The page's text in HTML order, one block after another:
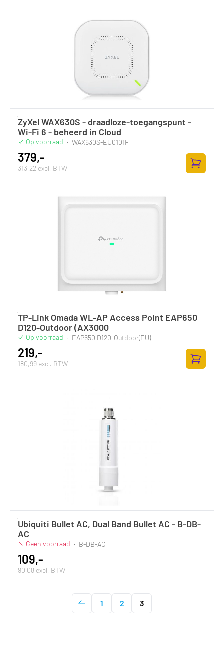
ZyXel WAX630S - draadloze-toegangspunt -
Wi-Fi 6 - beheerd in Cloud
Op voorraad · WAX630S-EU0101F
379,-
313,22 excl. BTW
Zum
TP-Link Omada WL-AP Access Point EAP650
D120-Outdoor (AX3000
Op voorraad · EAP650 D120-Outdoor(EU)
219,-
180,99 excl. BTW
Zum
Ubiquiti Bullet AC, Dual Band Bullet AC - B-DB-
AC
Geen voorraad · B-DB-AC
109,-
90,08 excl. BTW
1 2 3